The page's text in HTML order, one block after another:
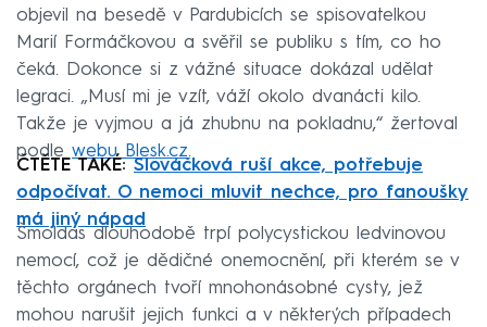
objevil na besedě v Pardubicích se spisovatelkou
Marií Formáčkovou a svěřil se publiku s tím, co ho
čeká. Dokonce si z vážné situace dokázal udělat
legraci. „Musí mi je vzít, váží okolo dvanácti kilo.
Takže je vyjmou a já zhubnu na pokladnu,“ žertoval
podle webu Blesk.cz.
ČTĚTE TAKÉ: Slováčková ruší akce, potřebuje
odpočívat. O nemoci mluvit nechce, pro fanoušky
má jiný nápad
Šmoldas dlouhodobě trpí polycystickou ledvinovou
nemocí, což je dědičné onemocnění, při kterém se v
těchto orgánech tvoří mnohonásobné cysty, jež
mohou narušit jejich funkci a v některých případech